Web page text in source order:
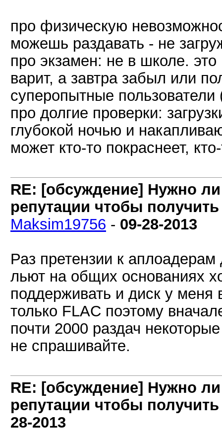
про физическую
можешь раздавать - не
про экзамен: не в школе.
варит, а завтра забыл или
суперопытные
про долгие проверки:
глубокой ночью и
может кто-то покраснеет,
RE: [обсуждение] Нужно
репутации чтобы
Maksim19756 - 09-28-2013
Раз претензии к
льют на общих основаниях
поддерживать и диск у
только FLAC поэтому
почти 2000 раздач
не спрашивайте.
RE: [обсуждение] Нужно
репутации чтобы
28-2013